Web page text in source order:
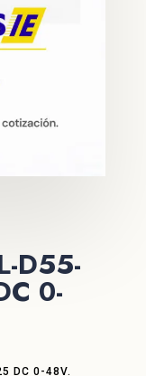
D55-
0-
DC 0-48V.